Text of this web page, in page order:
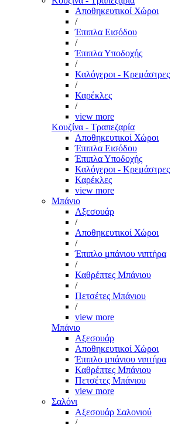
Αποθηκευτικοί Χώροι
/
Έπιπλα Εισόδου
/
Έπιπλα Υποδοχής
/
Καλόγεροι - Κρεμάστρες
/
Καρέκλες
/
view more
Κουζίνα - Τραπεζαρία
Αποθηκευτικοί Χώροι
Έπιπλα Εισόδου
Έπιπλα Υποδοχής
Καλόγεροι - Κρεμάστρες
Καρέκλες
view more
Μπάνιο
Αξεσουάρ
/
Αποθηκευτικοί Χώροι
/
Έπιπλο μπάνιου νιπτήρα
/
Καθρέπτες Μπάνιου
/
Πετσέτες Μπάνιου
/
view more
Μπάνιο
Αξεσουάρ
Αποθηκευτικοί Χώροι
Έπιπλο μπάνιου νιπτήρα
Καθρέπτες Μπάνιου
Πετσέτες Μπάνιου
view more
Σαλόνι
Αξεσουάρ Σαλονιού